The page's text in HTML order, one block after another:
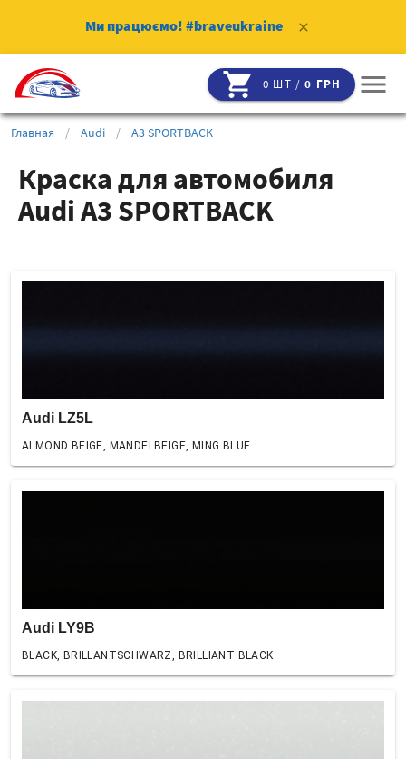
Ми працюємо! #braveukraine clear
shopping_cart 0 ШТ /0 ГРН menu
Главная / Audi / A3 SPORTBACK
Краска для автомобиля
Audi A3 SPORTBACK
Audi LZ5L
ALMOND BEIGE, MANDELBEIGE, MING BLUE
Audi LY9B
BLACK, BRILLANTSCHWARZ, BRILLIANT BLACK